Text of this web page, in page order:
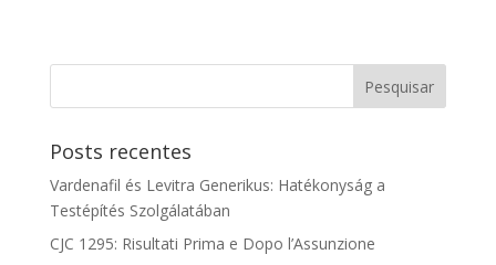
Posts recentes
Vardenafil és Levitra Generikus: Hatékonyság a
Testépítés Szolgálatában
CJC 1295: Risultati Prima e Dopo l’Assunzione